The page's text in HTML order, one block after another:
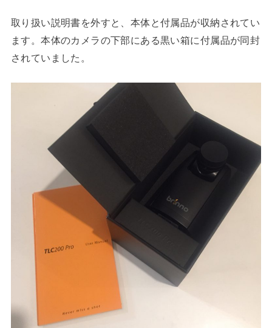
取り扱い説明書を外すと、本体と付属品が収納されてい
ます。本体のカメラの下部にある黒い箱に付属品が同封
されていました。